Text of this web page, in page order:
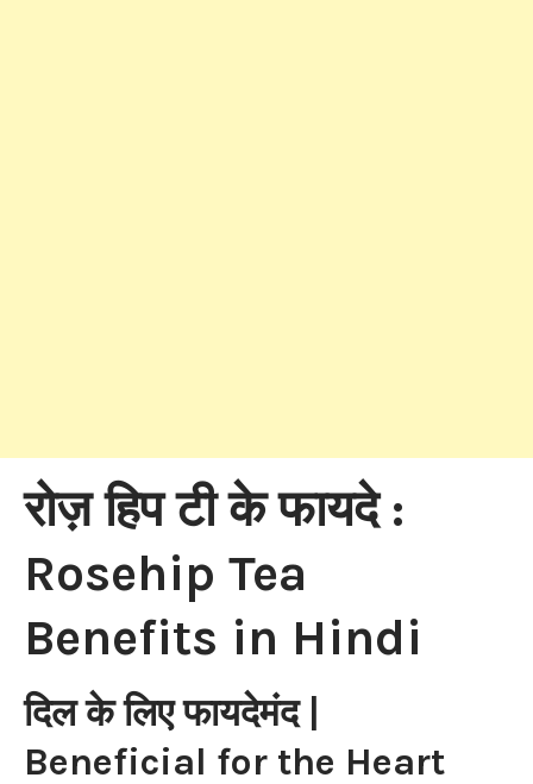
रोज़ हिप टी के फायदे :
Rosehip Tea
Benefits in Hindi
दिल के लिए फायदेमंद |
Beneficial for the Heart